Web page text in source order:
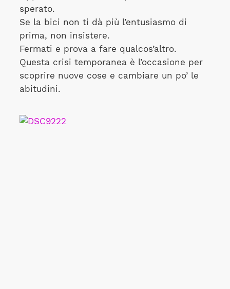
sperato.
Se la bici non ti dà più l’entusiasmo di
prima, non insistere.
Fermati e prova a fare qualcos’altro.
Questa crisi temporanea è l’occasione per
scoprire nuove cose e cambiare un po’ le
abitudini.